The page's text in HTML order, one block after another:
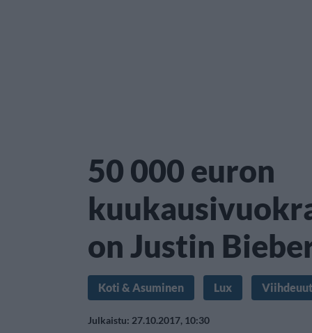
50 000 euron
on Justin
Koti & Asuminen Lux
Julkaistu: 27.10.2017, 10:30